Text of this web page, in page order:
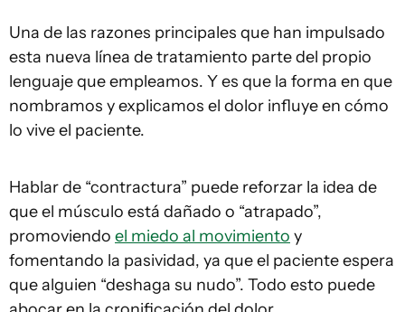
Una de las razones principales que han impulsado
esta nueva línea de tratamiento parte del propio
lenguaje que empleamos. Y es que la forma en que
nombramos y explicamos el dolor influye en cómo
lo vive el paciente.
Hablar de “contractura” puede reforzar la idea de
que el músculo está dañado o “atrapado”,
promoviendo el miedo al movimiento y
fomentando la pasividad, ya que el paciente espera
que alguien “deshaga su nudo”. Todo esto puede